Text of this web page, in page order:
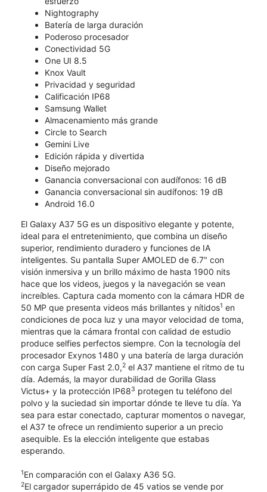
Nightography
Batería de larga duración
Poderoso procesador
Conectividad 5G
One UI 8.5
Knox Vault
Privacidad y seguridad
Calificación IP68
Samsung Wallet
Almacenamiento más grande
Circle to Search
Gemini Live
Edición rápida y divertida
Diseño mejorado
Ganancia conversacional con audífonos: 16 dB
Ganancia conversacional sin audífonos: 19 dB
Android 16.0
El Galaxy A37 5G es un dispositivo elegante y potente,
ideal para el entretenimiento, que combina un diseño
superior, rendimiento duradero y funciones de IA
inteligentes. Su pantalla Super AMOLED de 6.7" con
visión inmersiva y un brillo máximo de hasta 1900 nits
hace que los videos, juegos y la navegación se vean
increíbles. Captura cada momento con la cámara HDR de
50 MP que presenta videos más brillantes y nítidos1 en
condiciones de poca luz y una mayor velocidad de toma,
mientras que la cámara frontal con calidad de estudio
produce selfies perfectos siempre. Con la tecnología del
procesador Exynos 1480 y una batería de larga duración
con carga Super Fast 2.0,2 el A37 mantiene el ritmo de tu
día. Además, la mayor durabilidad de Gorilla Glass
Victus+ y la protección IP683 protegen tu teléfono del
polvo y la suciedad sin importar dónde te lleve tu día. Ya
sea para estar conectado, capturar momentos o navegar,
el A37 te ofrece un rendimiento superior a un precio
asequible. Es la elección inteligente que estabas
esperando.
1En comparación con el Galaxy A36 5G.
2El cargador superrápido de 45 vatios se vende por